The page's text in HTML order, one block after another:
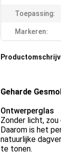
Toepassing:
Markeren:
Geharde
Ontwerperglas
Zonder licht,
Daarom is het
natuurlijke
te tonen.